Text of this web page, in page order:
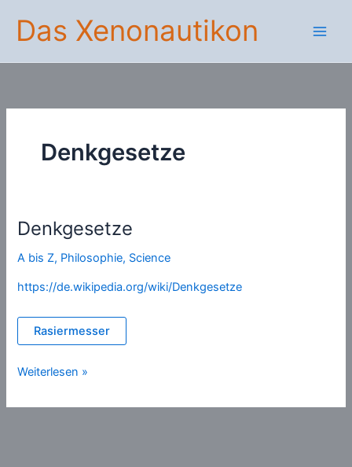
Inhalt
springen
Das Xenonautikon
Denkgesetze
Denkgesetze
A bis Z, Philosophie, Science
https://de.wikipedia.org/wiki/Denkgesetze
Rasiermesser
Denkgesetze
Weiterlesen »